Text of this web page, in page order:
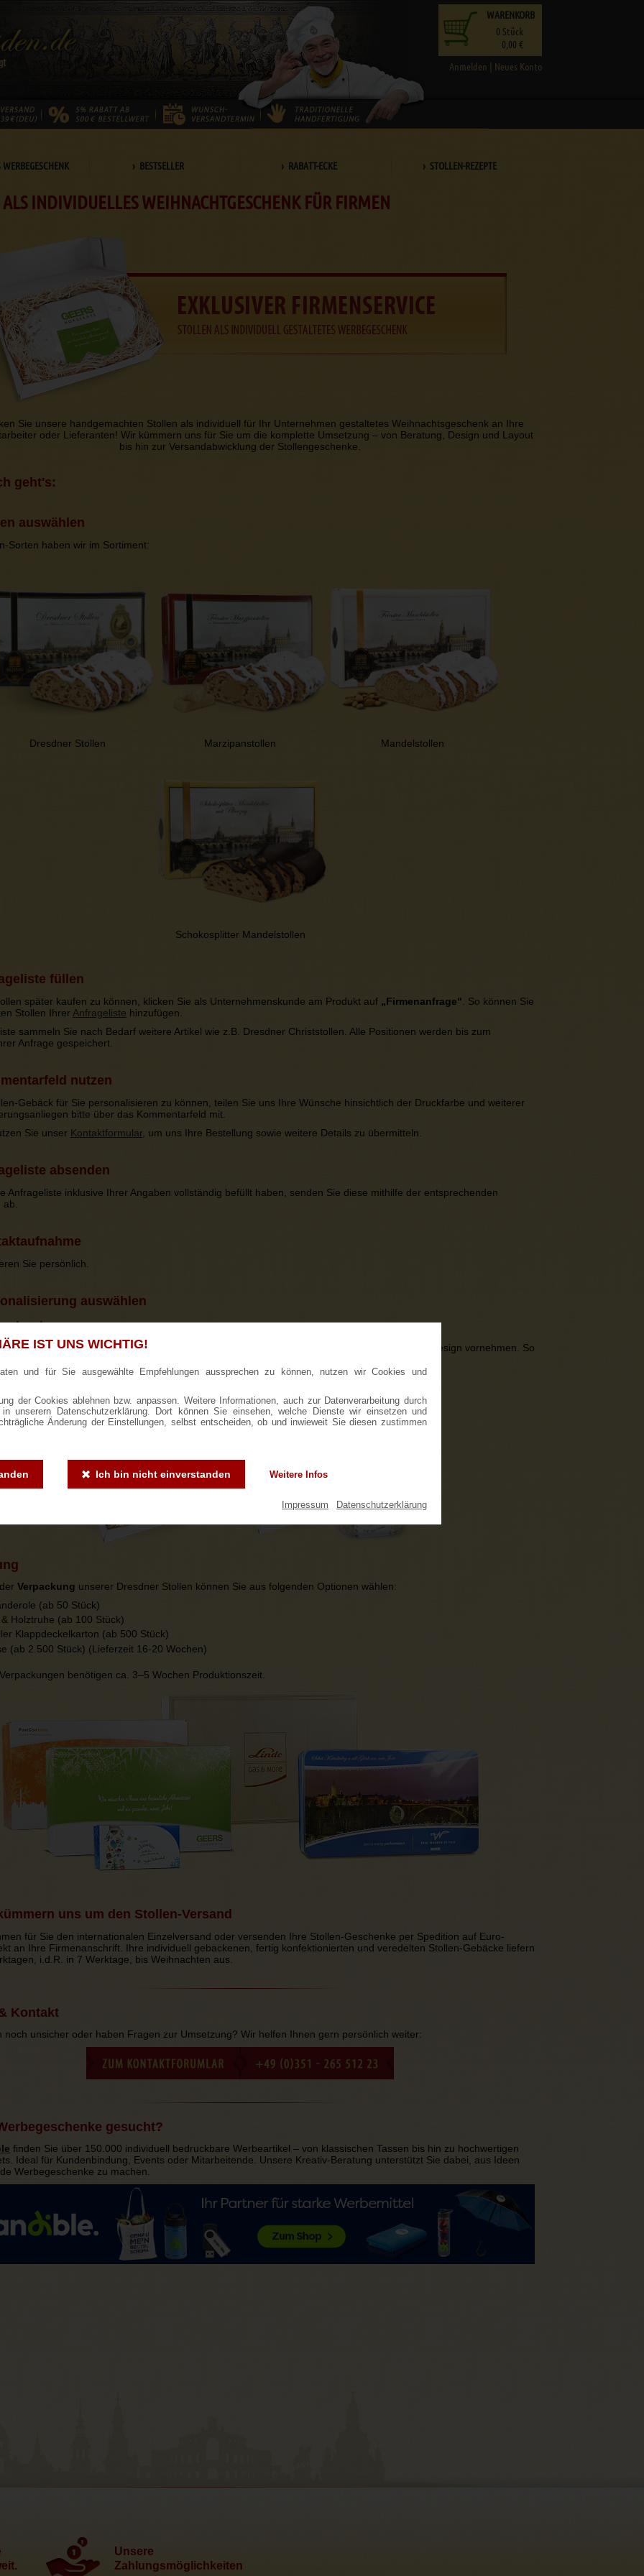
IST UNS WICHTIG!
und für Sie ausgewählte Empfehlungen aussprechen zu können, nutzen wir Cookies und
der Cookies ablehnen bzw. anpassen. Weitere Informationen, auch zur Datenverarbeitung durch
unserern Datenschutzerklärung. Dort können Sie einsehen, welche Dienste wir einsetzen und
Änderung der Einstellungen, selbst entscheiden, ob und inwieweit Sie diesen zustimmen
Ich bin nicht einverstanden Weitere Infos
Impressum Datenschutzerklärung
Anmelden | Neues Konto
WARENKORB
0 Stück
0,00 €
› BESTSELLER › RABATT-ECKE › STOLLEN-REZEPTE
INDIVIDUELLES WEIHNACHTGESCHENK FÜR FIRMEN
Sie unsere handgemachten Stollen als individuell für Ihr Unternehmen gestaltetes Weihnachtsgeschenk an Ihre
oder Lieferanten! Wir kümmern uns für Sie um die komplette Umsetzung – von Beratung, Design und Layout
bis hin zur Versandabwicklung der Stollengeschenke.
geht's:
auswählen
Sorten haben wir im Sortiment:
Dresdner Stollen Marzipanstollen Mandelstollen
Schokosplitter Mandelstollen
füllen
später kaufen zu können, klicken Sie als Unternehmenskunde am Produkt auf „Firmenanfrage“ . So können Sie
Stollen Ihrer Anfrageliste hinzufügen.
sammeln Sie nach Bedarf weitere Artikel wie z.B. Dresdner Christstollen. Alle Positionen werden bis zum
Anfrage gespeichert.
nutzen
Gebäck für Sie personalisieren zu können, teilen Sie uns Ihre Wünsche hinsichtlich der Druckfarbe und weiterer
bitte über das Kommentarfeld mit.
Sie unser Kontaktformular , um uns Ihre Bestellung sowie weitere Details zu übermitteln.
absenden
Anfrageliste inklusive Ihrer Angaben vollständig befüllt haben, senden Sie diese mithilfe der entsprechenden
Sie persönlich.
auswählen
können wir ab 50 Stück auf Wunsch eine individuelle Gestaltung in Ihrem Firmendesign vornehmen. So
Verpackung unserer Dresdner Stollen können Sie aus folgenden Optionen wählen:
(ab 50 Stück)
Holztruhe (ab 100 Stück)
Klappdeckelkarton (ab 500 Stück)
(ab 2.500 Stück) (Lieferzeit 16-20 Wochen)
benötigen ca. 3–5 Wochen Produktionszeit.
uns um den Stollen-Versand
für Sie den internationalen Einzelversand oder versenden Ihre Stollen-Geschenke per Spedition auf Euro-
an Ihre Firmenanschrift. Ihre individuell gebackenen, fertig konfektionierten und veredelten Stollen-Gebäcke liefern
i.d.R. in 7 Werktage, bis Weihnachten aus.
Kontakt
noch unsicher oder haben Fragen zur Umsetzung? Wir helfen Ihnen gern persönlich weiter:
gesucht?
finden Sie über 150.000 individuell bedruckbare Werbeartikel – von klassischen Tassen bis hin zu hochwertigen
Ideal für Kundenbindung, Events oder Mitarbeitende. Unsere Kreativ-Beratung unterstützt Sie dabei, aus Ideen
Werbegeschenke zu machen.
Unsere
Zahlungsmöglichkeiten